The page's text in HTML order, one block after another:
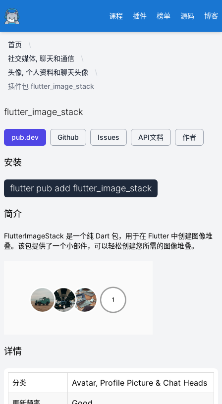
Ducafecat 课程 插件 榜单 源码 博客
首页
社交媒体, 聊天和通信
头像, 个人资料和聊天头像
插件包 flutter_image_stack
flutter_image_stack
pub.dev Github Issues API文档 作者
安装
flutter pub add flutter_image_stack
简介
FlutterImageStack 是一个纯 Dart 包，用于在 Flutter 中创建图像堆
叠。该包提供了一个小部件，可以轻松创建您所需的图像堆叠。
详情
分类 Avatar, Profile Picture & Chat Heads